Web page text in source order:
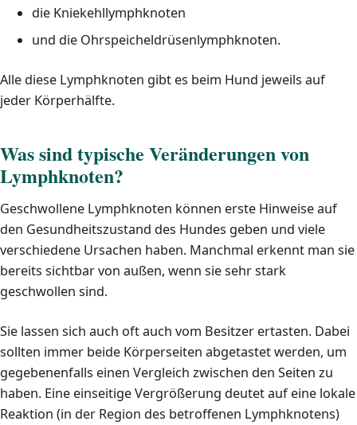
die Kniekehllymphknoten
und die Ohrspeicheldrüsenlymphknoten.
Alle diese Lymphknoten gibt es beim Hund jeweils auf
jeder Körperhälfte.
Was sind typische Veränderungen von
Lymphknoten?
Geschwollene Lymphknoten können erste Hinweise auf
den Gesundheitszustand des Hundes geben und viele
verschiedene Ursachen haben. Manchmal erkennt man sie
bereits sichtbar von außen, wenn sie sehr stark
geschwollen sind.
Sie lassen sich auch oft auch vom Besitzer ertasten. Dabei
sollten immer beide Körperseiten abgetastet werden, um
gegebenenfalls einen Vergleich zwischen den Seiten zu
haben. Eine einseitige Vergrößerung deutet auf eine lokale
Reaktion (in der Region des betroffenen Lymphknotens)